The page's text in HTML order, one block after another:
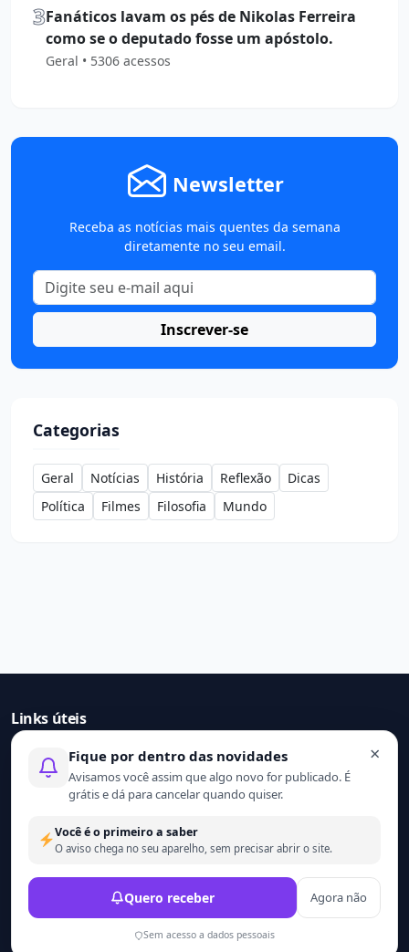
3Fanáticos lavam os pés de Nikolas Ferreira
como se o deputado fosse um apóstolo.
Geral • 5306 acessos
Newsletter
Receba as notícias mais quentes da semana
diretamente no seu email.
Inscrever-se
Categorias
Geral Notícias História Reflexão
Dicas
Política
Filmes Filosofia Mundo
Links úteis
Início
Contato
Sobre nós
Termo de uso
Política de privacidade
© 2021 - 2026 Ler mais. Todos os direitos reservados.
Desenvolvido porWesley Catula.
×
Fique por dentro das novidades
Avisamos você assim que algo novo for publicado. É
grátis e dá para cancelar quando quiser.
Você é o primeiro a saber
O aviso chega no seu aparelho, sem precisar abrir o site.
Quero receber Agora não
Sem acesso a dados pessoais